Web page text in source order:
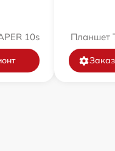
10s Планшет